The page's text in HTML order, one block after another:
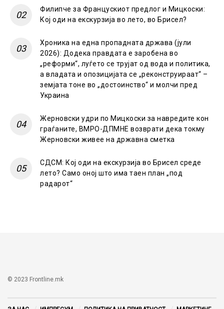
Филипче за Францускиот предлог и Мицкоски:
Кој оди на екскурзија во лето, во Брисел?
Хроника на една пропадната држава (јули
2026): Додека правдата е заробена во
„реформи“, луѓето се трујат од вода и политика,
а владата и опозицијата се „реконструираат“ –
земјата тоне во „достоинство“ и молчи пред
Украина
Жерновски удри по Мицкоски за навредите кон
граѓаните, ВМРО-ДПМНЕ возврати дека токму
Жерновски живее на државна сметка
СДСМ: Кој оди на екскурзија во Брисел среде
лето? Само оној што има таен план „под
радарот“
© 2023 Frontline.mk